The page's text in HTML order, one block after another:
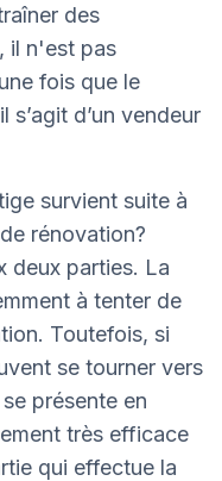
des
il n'est pas
fois que le
s’agit d’un vendeur
survient suite à
rénovation?
deux parties. La
à tenter de
Toutefois, si
se tourner vers
présente en
très efficace
qui effectue la